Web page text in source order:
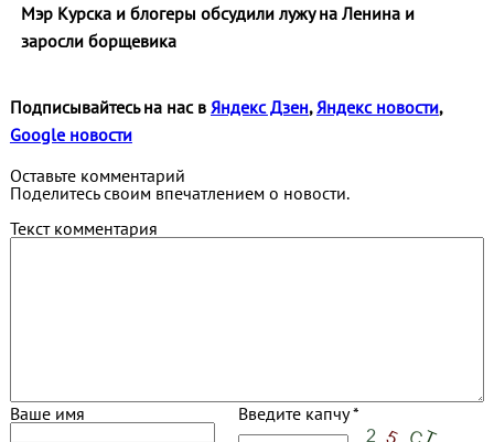
Мэр Курска и блогеры обсудили лужу на Ленина и
заросли борщевика
Подписывайтесь на нас в Яндекс Дзен,Яндекс новости,
Google новости
Оставьте комментарий
Поделитесь своим впечатлением о новости.
Текст комментария
Ваше имя Введите капчу *